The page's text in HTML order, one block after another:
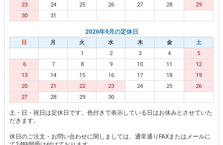
23
24 25 26 27 28
29
30
31
2026年9月の定休日
日 月 火 水 木 金
土
1
2 3 4
5
6
7 8 9 10 11
12
13
14 15 16 17 18
19
20
21 22 23 24 25
26
27
28 29 30
土・日・祝日は定休日です。色付きで表示している日はお休みとさせていた
だきます。
休日のご注文・お問い合わせに関しましては、通常通りFAXまたはメールに